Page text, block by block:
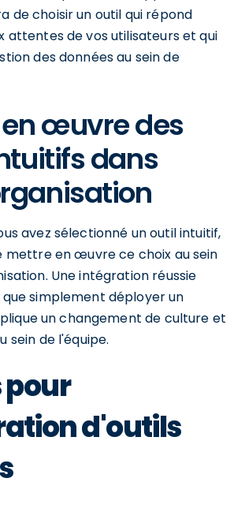
de choisir un outil qui répond
attentes de vos utilisateurs et qui
des données au sein de
œuvre des
dans
avez sélectionné un outil intuitif,
mettre en œuvre ce choix au sein
Une intégration réussie
simplement déployer un
un changement de culture et
sein de l'équipe.
pour
d'outils